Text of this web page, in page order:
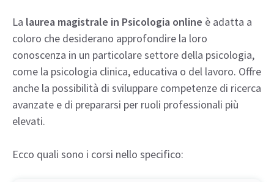
La laurea magistrale in Psicologia online è adatta a
coloro che desiderano approfondire la loro
conoscenza in un particolare settore della psicologia,
come la psicologia clinica, educativa o del lavoro. Offre
anche la possibilità di sviluppare competenze di ricerca
avanzate e di prepararsi per ruoli professionali più
elevati.
Ecco quali sono i corsi nello specifico: